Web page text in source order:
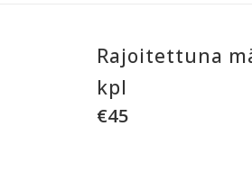
Rajoitettuna
kpl
€45